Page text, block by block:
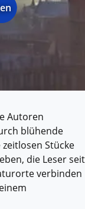
Autoren
blühende
Stücke
die Leser seit
verbinden